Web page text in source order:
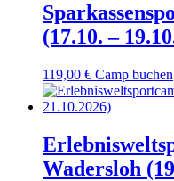
(17.10. –
119,00 € Camp buchen
Wadersloh